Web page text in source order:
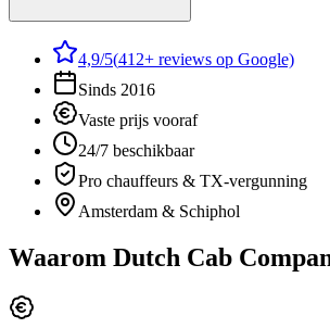
4,9/5(412+ reviews op Google)
Sinds 2016
Vaste prijs vooraf
24/7 beschikbaar
Pro chauffeurs & TX-vergunning
Amsterdam & Schiphol
Waarom Dutch Cab